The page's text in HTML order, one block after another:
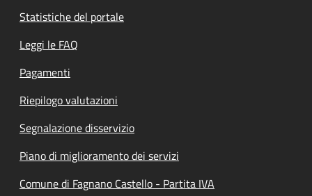
Statistiche del portale
Leggi le FAQ
Pagamenti
Riepilogo valutazioni
Segnalazione disservizio
Piano di miglioramento dei servizi
Comune di Fagnano Castello - Partita IVA